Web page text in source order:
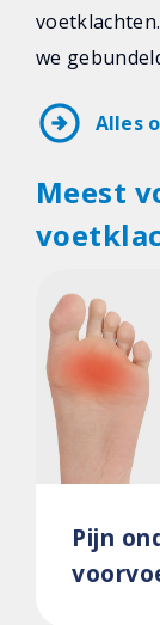
we
arrow_circle_right Alles
Meest
Pijn